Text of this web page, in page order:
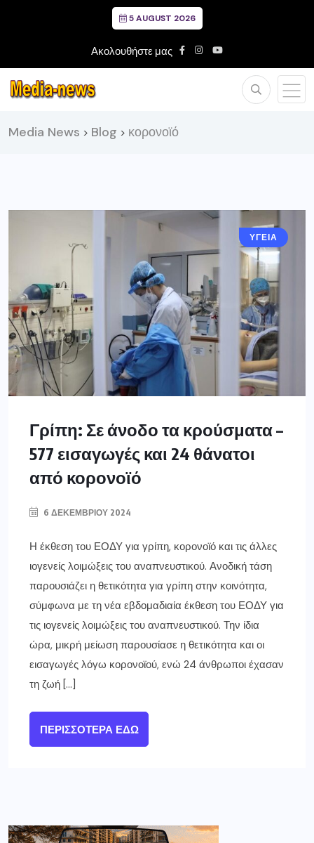
5 AUGUST 2026
Ακολουθήστε μας
Media News > Blog > κορονοϊό
ΥΓΕΙΑ
Γρίπη: Σε άνοδο τα κρούσματα –
577 εισαγωγές και 24 θάνατοι
από κορονοϊό
6 ΔΕΚΕΜΒΡΊΟΥ 2024
Η έκθεση του ΕΟΔΥ για γρίπη, κορονοϊό και τις άλλες
ιογενείς λοιμώξεις του αναπνευστικού. Ανοδική τάση
παρουσιάζει η θετικότητα για γρίπη στην κοινότητα,
σύμφωνα με τη νέα εβδομαδιαία έκθεση του ΕΟΔΥ για
τις ιογενείς λοιμώξεις του αναπνευστικού. Την ίδια
ώρα, μικρή μείωση παρουσίασε η θετικότητα και οι
εισαγωγές λόγω κορονοϊού, ενώ 24 άνθρωποι έχασαν
τη ζωή […]
ΠΕΡΙΣΣΌΤΕΡΑ ΕΔΏ